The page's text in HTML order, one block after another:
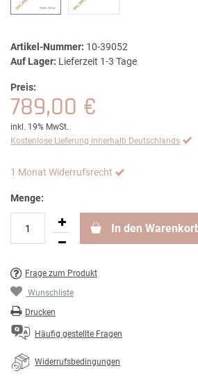
Artikel-Nummer: 10-39052
Auf Lager: Lieferzeit 1-3 Tage
Preis:
789,00 €
inkl. 19% MwSt.
Kostenlose Lieferung innerhalb Deutschlands
1 Monat Widerrufsrecht
Menge:
In den
Frage zum Produkt
Wunschliste
Drucken
Häufig gestellte Fragen
Widerrufsbedingungen